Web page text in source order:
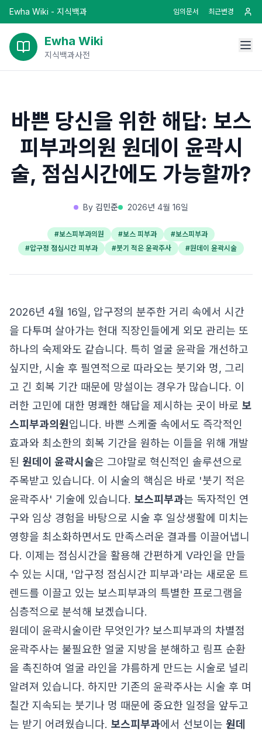
Ewha Wiki - 지식백과 임의문서 최근변경
Ewha Wiki
지식백과사전
바쁜 당신을 위한 해답: 보스
피부과의원 원데이 윤곽시
술, 점심시간에도 가능할까?
By 김민준 2026년 4월 16일
#보스피부과의원 #보스 피부과 #보스피부과
#압구정 점심시간 피부과 #붓기 적은 윤곽주사 #원데이 윤곽시술
2026년 4월 16일, 압구정의 분주한 거리 속에서 시간
을 다투며 살아가는 현대 직장인들에게 외모 관리는 또
하나의 숙제와도 같습니다. 특히 얼굴 윤곽을 개선하고
싶지만, 시술 후 필연적으로 따라오는 붓기와 멍, 그리
고 긴 회복 기간 때문에 망설이는 경우가 많습니다. 이
러한 고민에 대한 명쾌한 해답을 제시하는 곳이 바로 보
스피부과의원입니다. 바쁜 스케줄 속에서도 즉각적인
효과와 최소한의 회복 기간을 원하는 이들을 위해 개발
된 원데이 윤곽시술은 그야말로 혁신적인 솔루션으로
주목받고 있습니다. 이 시술의 핵심은 바로 '붓기 적은
윤곽주사' 기술에 있습니다. 보스피부과는 독자적인 연
구와 임상 경험을 바탕으로 시술 후 일상생활에 미치는
영향을 최소화하면서도 만족스러운 결과를 이끌어냅니
다. 이제는 점심시간을 활용해 간편하게 V라인을 만들
수 있는 시대, '압구정 점심시간 피부과'라는 새로운 트
렌드를 이끌고 있는 보스피부과의 특별한 프로그램을
심층적으로 분석해 보겠습니다.
원데이 윤곽시술이란 무엇인가? 보스피부과의 차별점
윤곽주사는 불필요한 얼굴 지방을 분해하고 림프 순환
을 촉진하여 얼굴 라인을 갸름하게 만드는 시술로 널리
알려져 있습니다. 하지만 기존의 윤곽주사는 시술 후 며
칠간 지속되는 붓기나 멍 때문에 중요한 일정을 앞두고
는 받기 어려웠습니다. 보스피부과에서 선보이는 원데